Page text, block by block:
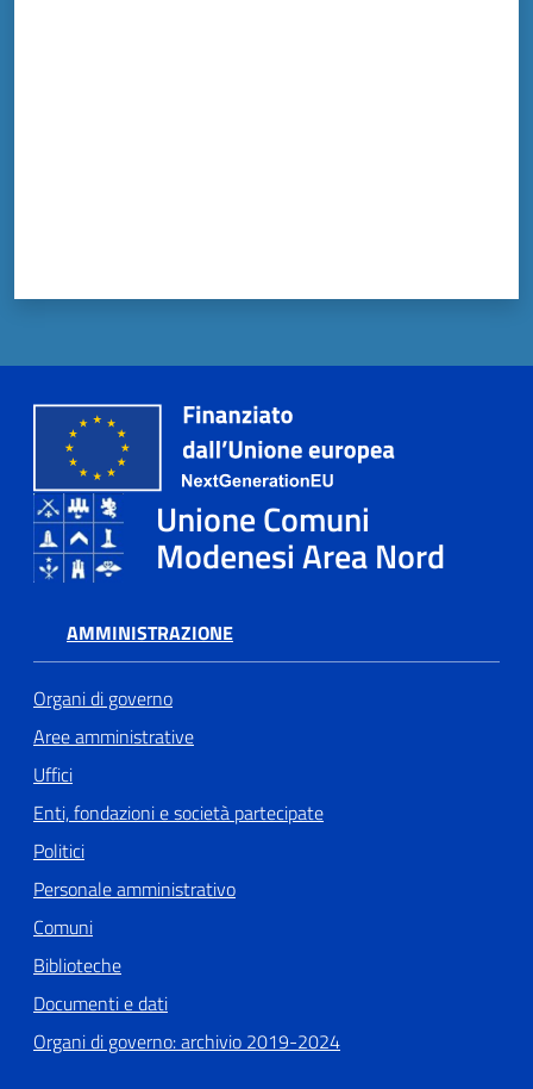
Unione Comuni
Modenesi Area Nord
AMMINISTRAZIONE
Organi di governo
Aree amministrative
Uffici
Enti, fondazioni e società partecipate
Politici
Personale amministrativo
Comuni
Biblioteche
Documenti e dati
Organi di governo: archivio 2019-2024